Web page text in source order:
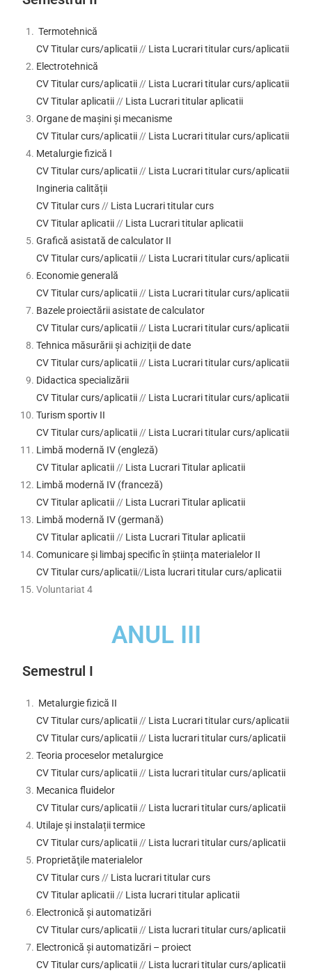
Termotehnică
CV Titular curs/aplicatii // Lista Lucrari titular curs/aplicatii
Electrotehnică
CV Titular curs/aplicatii // Lista Lucrari titular curs/aplicatii
CV Titular aplicatii // Lista Lucrari titular aplicatii
Organe de mașini și mecanisme
CV Titular curs/aplicatii // Lista Lucrari titular curs/aplicatii
Metalurgie fizică I
CV Titular curs/aplicatii // Lista Lucrari titular curs/aplicatii
Ingineria calității
CV Titular curs // Lista Lucrari titular curs
CV Titular aplicatii // Lista Lucrari titular aplicatii
Grafică asistată de calculator II
CV Titular curs/aplicatii // Lista Lucrari titular curs/aplicatii
Economie generală
CV Titular curs/aplicatii // Lista Lucrari titular curs/aplicatii
Bazele proiectării asistate de calculator
CV Titular curs/aplicatii // Lista Lucrari titular curs/aplicatii
Tehnica măsurării și achiziții de date
CV Titular curs/aplicatii // Lista Lucrari titular curs/aplicatii
Didactica specializării
CV Titular curs/aplicatii // Lista Lucrari titular curs/aplicatii
Turism sportiv II
CV Titular curs/aplicatii // Lista Lucrari titular curs/aplicatii
Limbă modernă IV (engleză)
CV Titular aplicatii // Lista Lucrari Titular aplicatii
Limbă modernă IV (franceză)
CV Titular aplicatii // Lista Lucrari Titular aplicatii
Limbă modernă IV (germană)
CV Titular aplicatii // Lista Lucrari Titular aplicatii
Comunicare și limbaj specific în știința materialelor II
CV Titular curs/aplicatii//Lista lucrari titular curs/aplicatii
Voluntariat 4
ANUL III
Semestrul I
Metalurgie fizică II
CV Titular curs/aplicatii // Lista Lucrari titular curs/aplicatii
CV Titular curs/aplicatii // Lista lucrari titular curs/aplicatii
Teoria proceselor metalurgice
CV Titular curs/aplicatii // Lista lucrari titular curs/aplicatii
Mecanica fluidelor
CV Titular curs/aplicatii // Lista lucrari titular curs/aplicatii
Utilaje și instalații termice
CV Titular curs/aplicatii // Lista lucrari titular curs/aplicatii
Proprietăţile materialelor
CV Titular curs // Lista lucrari titular curs
CV Titular aplicatii // Lista lucrari titular aplicatii
Electronică și automatizări
CV Titular curs/aplicatii // Lista lucrari titular curs/aplicatii
Electronică și automatizări – proiect
CV Titular curs/aplicatii // Lista lucrari titular curs/aplicatii